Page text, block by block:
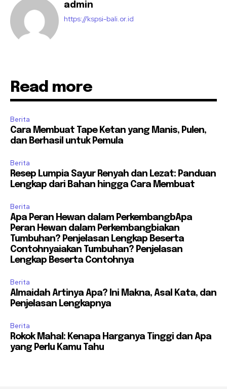
admin
https://kspsi-bali.or.id
Read more
Berita
Cara Membuat Tape Ketan yang Manis, Pulen,
dan Berhasil untuk Pemula
Berita
Resep Lumpia Sayur Renyah dan Lezat: Panduan
Lengkap dari Bahan hingga Cara Membuat
Berita
Apa Peran Hewan dalam PerkembangbApa
Peran Hewan dalam Perkembangbiakan
Tumbuhan? Penjelasan Lengkap Beserta
Contohnyaiakan Tumbuhan? Penjelasan
Lengkap Beserta Contohnya
Berita
Almaidah Artinya Apa? Ini Makna, Asal Kata, dan
Penjelasan Lengkapnya
Berita
Rokok Mahal: Kenapa Harganya Tinggi dan Apa
yang Perlu Kamu Tahu